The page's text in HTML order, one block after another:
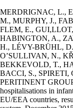
MERDRIGNAC, L.,
M., MURPHY, J.,
FLEM, E.,
HABINGTON, A.,
H., LÉVY-BRÜHL,
O’SULLIVAN, N.,
BEKKEVOLD, T.,
BACCI, S.,
PERITINENT
hospitalisations in
EU/EEA countries,